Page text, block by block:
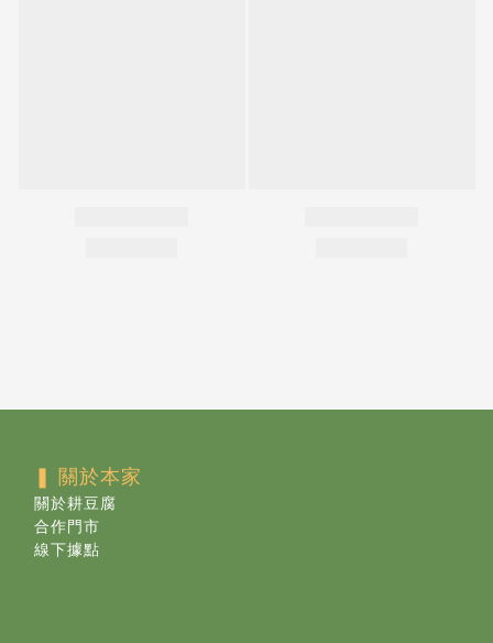
❚ 關於本家
關於耕豆腐
合作門市
線下據點